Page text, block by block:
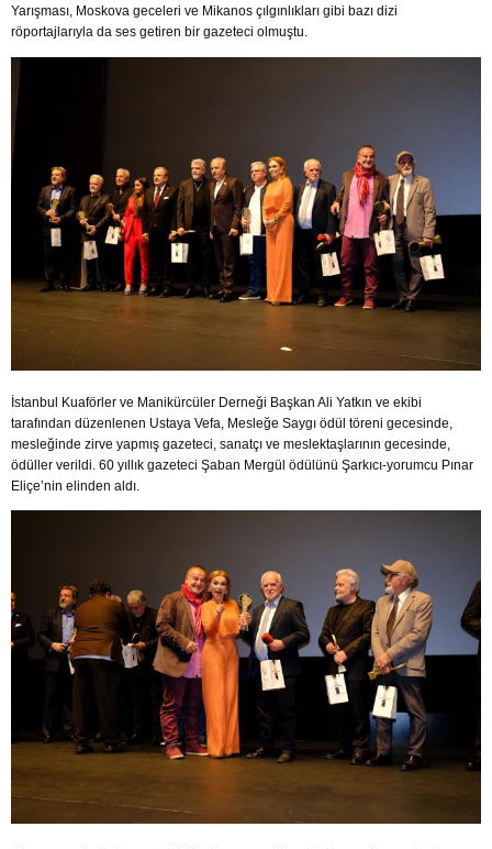
Yarışması, Moskova geceleri ve Mikanos çılgınlıkları gibi bazı dizi
röportajlarıyla da ses getiren bir gazeteci olmuştu.
İstanbul Kuaförler ve Manikürcüler Derneği Başkan Ali Yatkın ve ekibi
tarafından düzenlenen Ustaya Vefa, Mesleğe Saygı ödül töreni gecesinde,
mesleğinde zirve yapmış gazeteci, sanatçı ve meslektaşlarının gecesinde,
ödüller verildi. 60 yıllık gazeteci Şaban Mergül ödülünü Şarkıcı-yorumcu Pınar
Eliçe’nin elinden aldı.